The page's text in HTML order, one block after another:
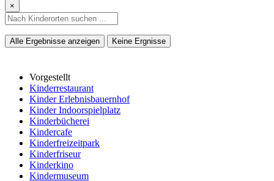
×
Alle Ergebnisse anzeigen Keine Ergnisse
Vorgestellt
Kinderrestaurant
Kinder Erlebnisbauernhof
Kinder Indoorspielplatz
Kinderbücherei
Kindercafe
Kinderfreizeitpark
Kinderfriseur
Kinderkino
Kindermuseum